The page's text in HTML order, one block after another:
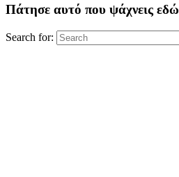
Πάτησε αυτό που ψάχνεις εδώ
Search for: